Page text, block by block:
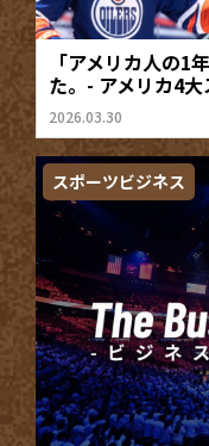
「アメリカ人の1
た。- アメリカ4
2026.03.30
スポーツビジネス